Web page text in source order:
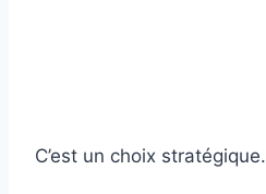
C’est un choix stratégique.